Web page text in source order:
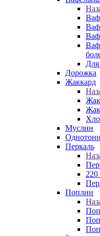
Дорожка
Жаккард
Муслин
Перкаль
220
Поплин